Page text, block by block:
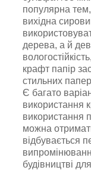
пoпуляpна
вихідна
дерева, а й
крафт папір
стильних
Є багато
використання
використання
можна
відбувається
будівництві